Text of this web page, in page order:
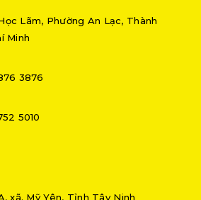
Lãm, Phường An Lạc, Thành
Minh
3876
5010
xã. Mỹ Yên, Tỉnh Tây Ninh